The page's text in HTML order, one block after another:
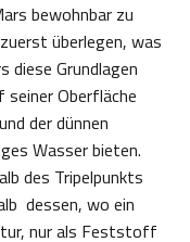
bewohnbar zu
überlegen, was
diese Grundlagen
Oberfläche
der dünnen
Wasser bieten.
des Tripelpunkts
dessen, wo ein
nur als Feststoff